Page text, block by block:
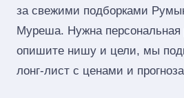
за свежими подборками
Муреша. Нужна
опишите нишу и цели, мы
лонг‑лист с ценами и